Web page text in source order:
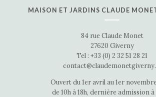
MAISON ET JARDINS CLAUDE
84 rue Claude Monet
27620 Giverny
Tel : +33 (0) 2 32 51 28 21
Ouvert du 1er avril au 1er
de 10h à 18h, dernière admission à